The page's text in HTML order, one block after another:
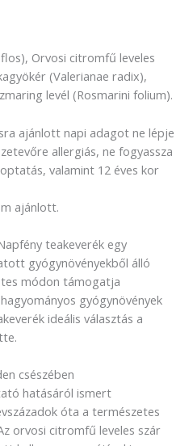
Orvosi citromfű leveles
(Valerianae radix),
levél (Rosmarini folium).
ajánlott napi adagot ne lépje
allergiás, ne fogyassza
valamint 12 éves kor
ajánlott.
teakeverék egy
gyógynövényekből álló
módon támogatja
gyógynövények
ideális választás a
csészében
hatásáról ismert
óta a természetes
orvosi citromfű leveles szár